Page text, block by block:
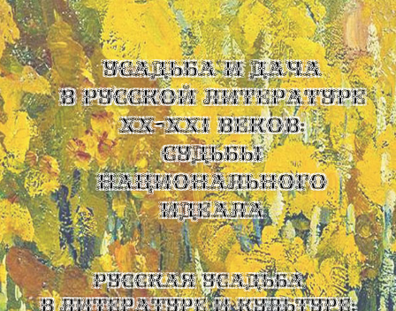
УСАДЬБА И ДАЧА
В РУССКОЙ ЛИТЕРАТУРЕ
XX-XXI ВЕКОВ:
СУДЬБЫ
НАЦИОНАЛЬНОГО
ИДЕАЛА
Русская усадьба
в литературе и культуре: